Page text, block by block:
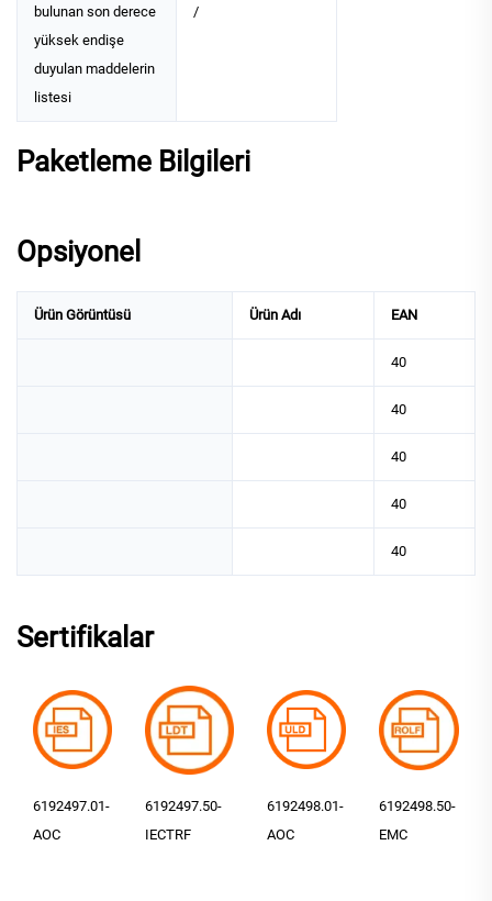
bulunan son derece
yüksek endişe
duyulan maddelerin
listesi
/
Paketleme Bilgileri
Opsiyonel
Ürün Görüntüsü Ürün Adı EAN
40
40
40
40
40
Sertifikalar
6192497.01-
AOC
6192497.50-
IECTRF
6192498.01-
AOC
6192498.50-
EMC